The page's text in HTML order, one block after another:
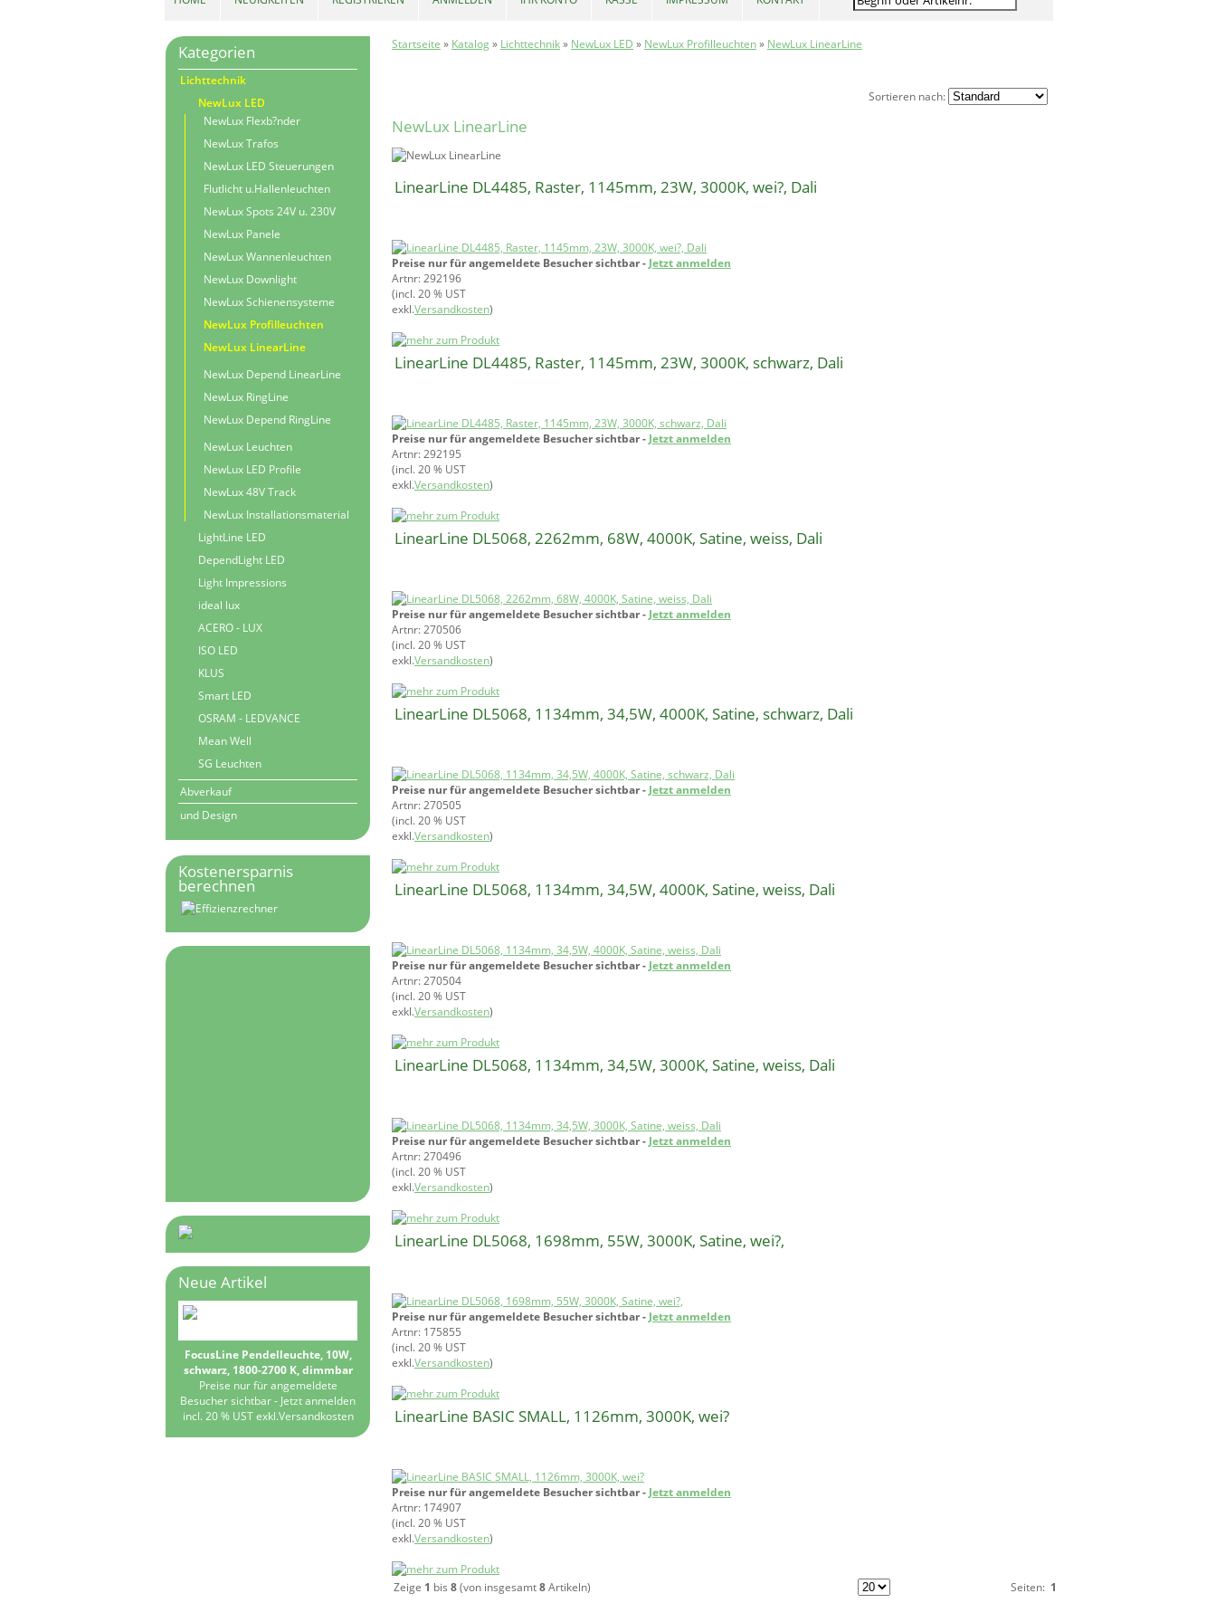
Startseite » Katalog» Lichttechnik» NewLux LED » NewLux Profilleuchten» NewLux LinearLine
Sortieren nach:
NewLux LinearLine
LinearLine DL4485, Raster, 1145mm, 23W, 3000K, wei?, Dali
Preise nur für angemeldete Besucher sichtbar - Jetzt anmelden
Artnr: 292196
(incl. 20 % UST
exkl.Versandkosten)
LinearLine DL4485, Raster, 1145mm, 23W, 3000K, schwarz, Dali
Preise nur für angemeldete Besucher sichtbar - Jetzt anmelden
Artnr: 292195
(incl. 20 % UST
exkl.Versandkosten)
LinearLine DL5068, 2262mm, 68W, 4000K, Satine, weiss, Dali
Preise nur für angemeldete Besucher sichtbar - Jetzt anmelden
Artnr: 270506
(incl. 20 % UST
exkl.Versandkosten)
LinearLine DL5068, 1134mm, 34,5W, 4000K, Satine, schwarz, Dali
Preise nur für angemeldete Besucher sichtbar - Jetzt anmelden
Artnr: 270505
(incl. 20 % UST
exkl.Versandkosten)
LinearLine DL5068, 1134mm, 34,5W, 4000K, Satine, weiss, Dali
Preise nur für angemeldete Besucher sichtbar - Jetzt anmelden
Artnr: 270504
(incl. 20 % UST
exkl.Versandkosten)
LinearLine DL5068, 1134mm, 34,5W, 3000K, Satine, weiss, Dali
Preise nur für angemeldete Besucher sichtbar - Jetzt anmelden
Artnr: 270496
(incl. 20 % UST
exkl.Versandkosten)
LinearLine DL5068, 1698mm, 55W, 3000K, Satine, wei?,
Preise nur für angemeldete Besucher sichtbar - Jetzt anmelden
Artnr: 175855
(incl. 20 % UST
exkl.Versandkosten)
LinearLine BASIC SMALL, 1126mm, 3000K, wei?
Preise nur für angemeldete Besucher sichtbar - Jetzt anmelden
Artnr: 174907
(incl. 20 % UST
exkl.Versandkosten)
Zeige 1 bis 8(von insgesamt8Artikeln) Seiten: 1
Kategorien
Lichttechnik
NewLux LED
NewLux Flexb?nder
NewLux Trafos
NewLux LED Steuerungen
Flutlicht u.Hallenleuchten
NewLux Spots 24V u. 230V
NewLux Panele
NewLux Wannenleuchten
NewLux Downlight
NewLux Schienensysteme
NewLux Profilleuchten
NewLux LinearLine
NewLux Depend LinearLine
NewLux RingLine
NewLux Depend RingLine
NewLux Leuchten
NewLux LED Profile
NewLux 48V Track
NewLux Installationsmaterial
LightLine LED
DependLight LED
Light Impressions
ideal lux
ACERO - LUX
ISO LED
KLUS
Smart LED
OSRAM - LEDVANCE
Mean Well
SG Leuchten
Abverkauf
und Design
Kostenersparnis
berechnen
Neue Artikel
FocusLine Pendelleuchte, 10W,
schwarz, 1800-2700 K, dimmbar
Preise nur für angemeldete
Besucher sichtbar - Jetzt anmelden
incl. 20 % UST exkl.Versandkosten